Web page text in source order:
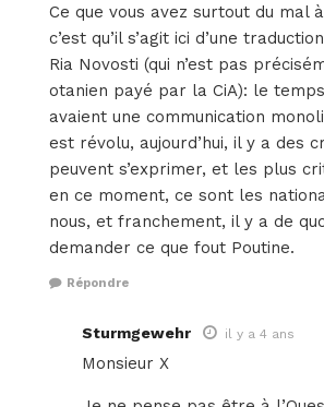
Ce que vous avez surtout du mal
c’est qu’il s’agit ici d’une
Ria Novosti (qui n’est pas
otanien payé par la CiA): le
avaient une communication
est révolu, aujourd’hui, il y a des
peuvent s’exprimer, et les plus
en ce moment, ce sont les
nous, et franchement, il y a de
demander ce que fout Poutine.
Répondre
Sturmgewehr il y a 4 ans
Monsieur X